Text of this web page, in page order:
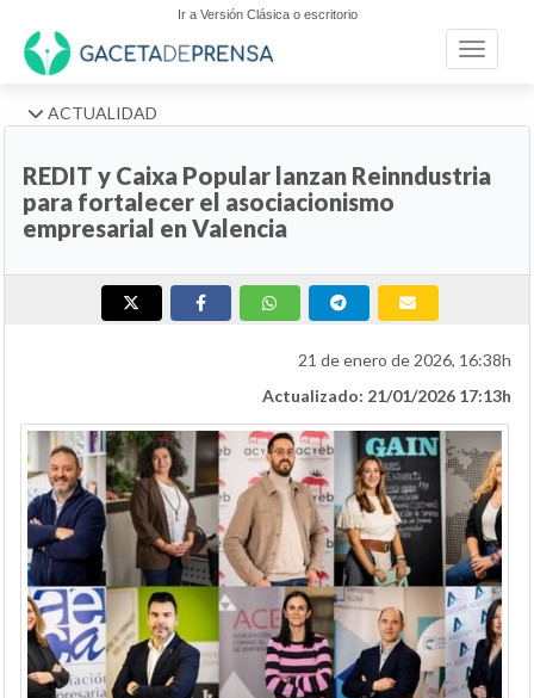
Ir a Versión Clásica o escritorio
Toggle
ACTUALIDAD
REDIT y Caixa Popular lanzan Reinndustria
para fortalecer el asociacionismo
empresarial en Valencia
21 de enero de 2026, 16:38h
Actualizado: 21/01/2026 17:13h